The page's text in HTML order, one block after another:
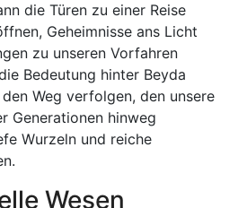
die Türen zu einer Reise
Geheimnisse ans Licht
zu unseren Vorfahren
Bedeutung hinter Beyda
Weg verfolgen, den unsere
Generationen hinweg
Wurzeln und reiche
Wesen